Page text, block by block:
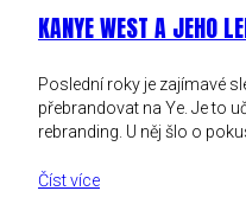
KANYE WEST A JEHO
Poslední roky je zajímavé
přebrandovat na Ye. Je to
rebranding. U něj šlo o
Číst více